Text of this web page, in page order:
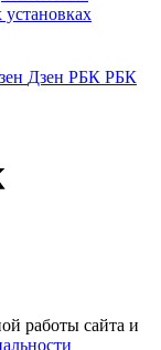
установках
Дзен РБК РБК
работы сайта и